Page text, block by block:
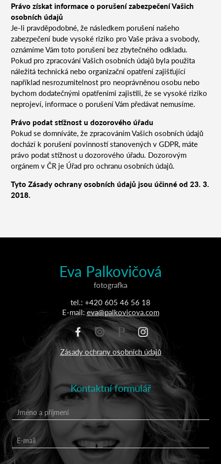
Právo získat informace o porušení zabezpečení Vašich
osobních údajů
Je-li pravděpodobné, že následkem porušení našeho
zabezpečení bude vysoké riziko pro Vaše práva a svobody,
oznámíme Vám toto porušení bez zbytečného odkladu.
Pokud pro zpracování Vašich osobních údajů byla použita
náležitá technická nebo organizační opatření zajišťující
například nesrozumitelnost pro neoprávněnou osobu nebo
bychom dodatečnými opatřeními zajistili, že se vysoké riziko
neprojeví, informace o porušení Vám předávat nemusíme.
Právo podat stížnost u dozorového úřadu
Pokud se domníváte, že zpracováním Vašich osobních údajů
dochází k porušení povinností stanovených v GDPR, máte
právo podat stížnost u dozorového úřadu. Dozorovým
orgánem v ČR je Úřad pro ochranu osobních údajů.
Tyto Zásady ochrany osobních údajů jsou účinné od 23. 3.
2018.
Eva Palkovičová
fotografka
tel.: +420 605 46 56 18
E-mail:eva@palkovicova.com
Zásady ochrany osobních údajů
Kontaktní formulář
Jméno a příjmení
E-mail